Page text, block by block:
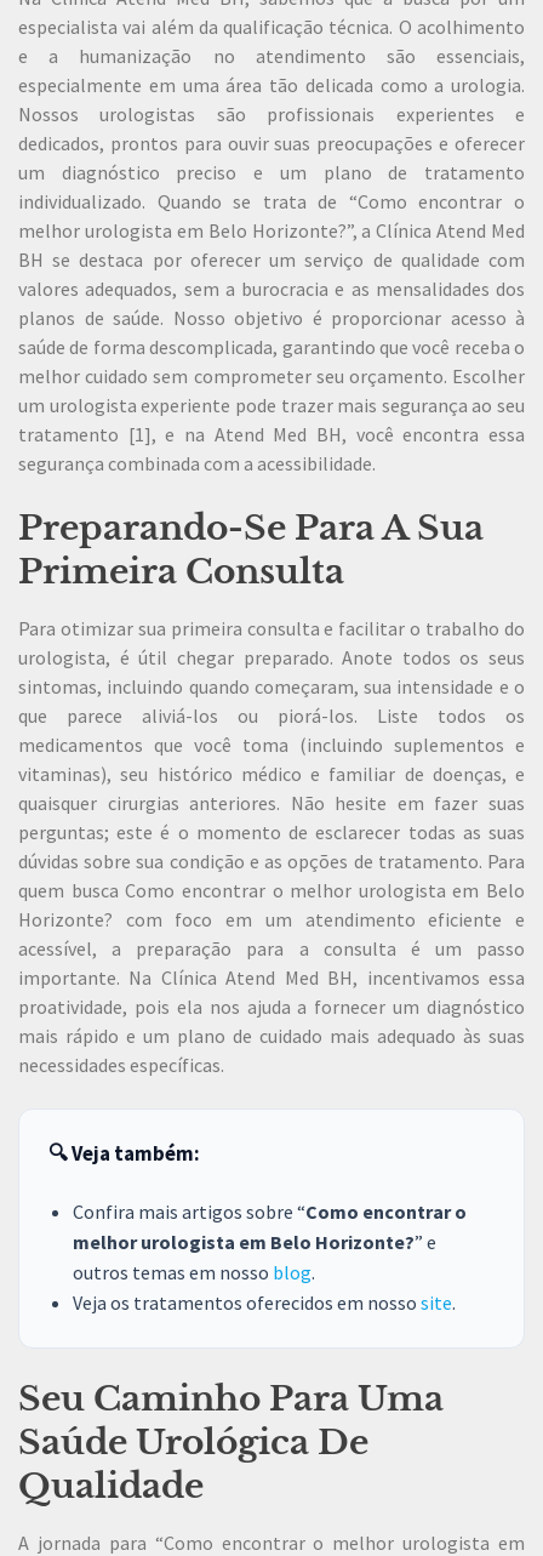
especialista vai além da qualificação técnica. O acolhimento
e a humanização no atendimento são essenciais,
especialmente em uma área tão delicada como a urologia.
Nossos urologistas são profissionais experientes e
dedicados, prontos para ouvir suas preocupações e oferecer
um diagnóstico preciso e um plano de tratamento
individualizado. Quando se trata de “Como encontrar o
melhor urologista em Belo Horizonte?”, a Clínica Atend Med
BH se destaca por oferecer um serviço de qualidade com
valores adequados, sem a burocracia e as mensalidades dos
planos de saúde. Nosso objetivo é proporcionar acesso à
saúde de forma descomplicada, garantindo que você receba o
melhor cuidado sem comprometer seu orçamento. Escolher
um urologista experiente pode trazer mais segurança ao seu
tratamento [1], e na Atend Med BH, você encontra essa
segurança combinada com a acessibilidade.
Preparando-Se Para A Sua
Primeira Consulta
Para otimizar sua primeira consulta e facilitar o trabalho do
urologista, é útil chegar preparado. Anote todos os seus
sintomas, incluindo quando começaram, sua intensidade e o
que parece aliviá-los ou piorá-los. Liste todos os
medicamentos que você toma (incluindo suplementos e
vitaminas), seu histórico médico e familiar de doenças, e
quaisquer cirurgias anteriores. Não hesite em fazer suas
perguntas; este é o momento de esclarecer todas as suas
dúvidas sobre sua condição e as opções de tratamento. Para
quem busca Como encontrar o melhor urologista em Belo
Horizonte? com foco em um atendimento eficiente e
acessível, a preparação para a consulta é um passo
importante. Na Clínica Atend Med BH, incentivamos essa
proatividade, pois ela nos ajuda a fornecer um diagnóstico
mais rápido e um plano de cuidado mais adequado às suas
necessidades específicas.
🔍 Veja também:
Confira mais artigos sobre “Como encontrar o
melhor urologista em Belo Horizonte?” e
outros temas em nosso blog.
Veja os tratamentos oferecidos em nosso site.
Seu Caminho Para Uma
Saúde Urológica De
Qualidade
A jornada para “Como encontrar o melhor urologista em